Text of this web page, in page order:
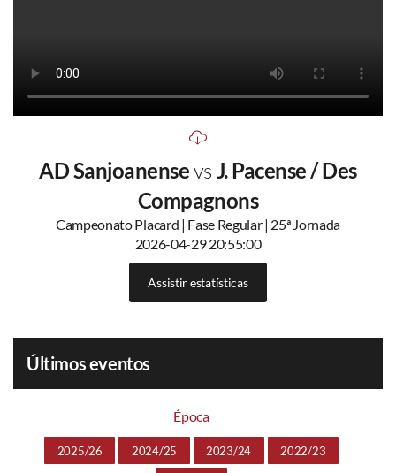
AD Sanjoanensevs J. Pacense / Des
Compagnons
Campeonato Placard | Fase Regular | 25ª Jornada
2026-04-29 20:55:00
Assistir estatísticas
Últimos eventos
Época
2025/26 2024/25 2023/24 2022/23